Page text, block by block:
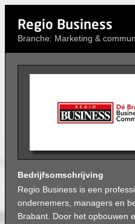
Regio Business
Branche: Marketing &
Bedrijfsomschrijving
Regio Business is een
ondernemers, managers en
Brabant. Door het opbouwen